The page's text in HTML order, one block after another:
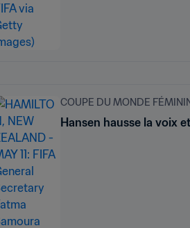
COUPE DU MONDE
Hansen hausse la voix